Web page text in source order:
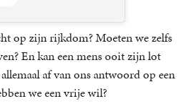
op zijn rijkdom? Moeten we zelfs
En kan een mens ooit zijn lot
af van ons antwoord op een
we een vrije wil?